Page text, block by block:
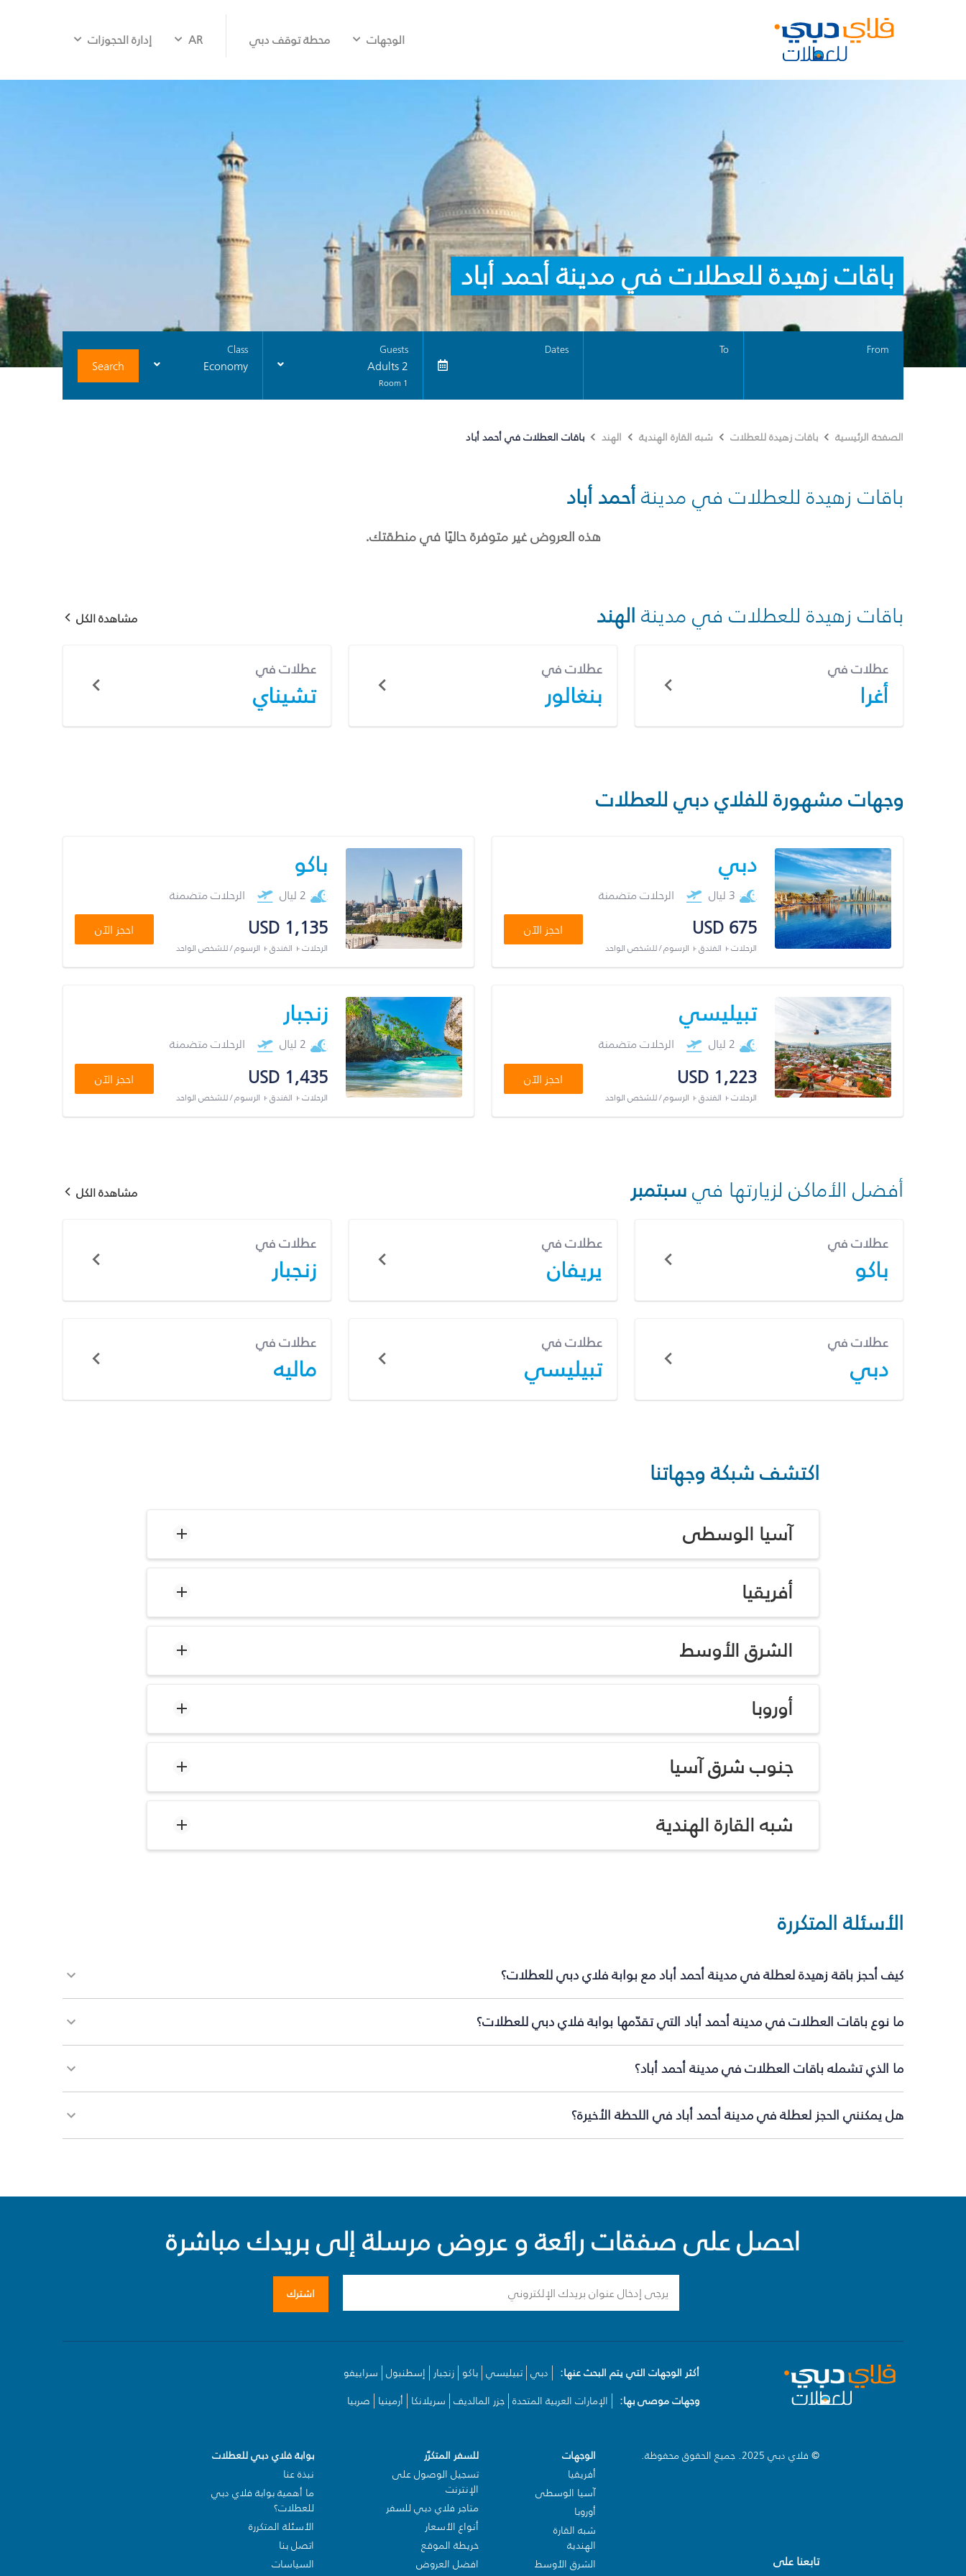
الوجهات محطة توقف دبي AR إدارة الحجوزات
باقات زهيدة للعطلات في مدينة أحمد أباد
From
To
Dates
Guests
2 Adults
1 Room
Class
Economy
Search
الصفحة الرئيسية باقات زهيدة للعطلات شبه القارة الهندية الهند باقات العطلات في أحمد أباد
باقات زهيدة للعطلات في مدينةأحمد أباد
هذه العروض غير متوفرة حاليًا في منطقتك.
باقات زهيدة للعطلات في مدينة الهند مشاهدة الكل
عطلات في
أغرا
عطلات في
بنغالور
عطلات في
تشيناي
وجهات مشهورة للفلاي دبي للعطلات
دبي
3 ليال الرحلات متضمنة
USD 675
الرحلات + الفندق + الرسوم / للشخص الواحد
احجز الآن
باكو
2 ليال الرحلات متضمنة
USD 1,135
الرحلات + الفندق + الرسوم / للشخص الواحد
احجز الآن
تبيليسي
2 ليال الرحلات متضمنة
USD 1,223
الرحلات + الفندق + الرسوم / للشخص الواحد
احجز الآن
زنجبار
2 ليال الرحلات متضمنة
USD 1,435
الرحلات + الفندق + الرسوم / للشخص الواحد
احجز الآن
أفضل الأماكن لزيارتها فيسبتمبر مشاهدة الكل
عطلات في
باكو
عطلات في
يريفان
عطلات في
زنجبار
عطلات في
دبي
عطلات في
تبيليسي
عطلات في
ماليه
اكتشف شبكة وجهاتنا
آسيا الوسطى
أفريقيا
الشرق الأوسط
أوروبا
جنوب شرق آسيا
شبه القارة الهندية
الأسئلة المتكررة
كيف أحجز باقة زهيدة لعطلة في مدينة أحمد أباد مع بوابة فلاي دبي للعطلات؟
ما نوع باقات العطلات في مدينة أحمد أباد التي تقدّمها بوابة فلاي دبي للعطلات؟
ما الذي تشمله باقات العطلات في مدينة أحمد أباد؟
هل يمكنني الحجز لعطلة في مدينة أحمد أباد في اللحظة الأخيرة؟
احصل على صفقات رائعة و عروض مرسلة إلى بريدك مباشرة
اشترك
أكثر الوجهات التي يتم البحث عنها: دبي تبيليسي باكو زنجبار إسطنبول سراييفو
وجهات موصى بها:
الإمارات العربية المتحدة جزر المالديف سريلانكا أرمينيا صربيا
© فلاي دبي 2025. جميع الحقوق محفوظة.
تابعنا على
الوجهات
أفريقيا
آسيا الوسطى
أوروبا
شبه القارة
الهندية
الشرق الأوسط
للسفر المتكرّر
تسجيل الوصول على
الإنترنت
متاجر فلاي دبي للسفر
أنواع الأسعار
خريطة الموقع
افضل العروض
بوابة فلاي دبي للعطلات
نبذة عنا
ما أهمية بوابة فلاي دبي
للعطلات؟
الأسئلة المتكررة
اتصل بنا
السياسات